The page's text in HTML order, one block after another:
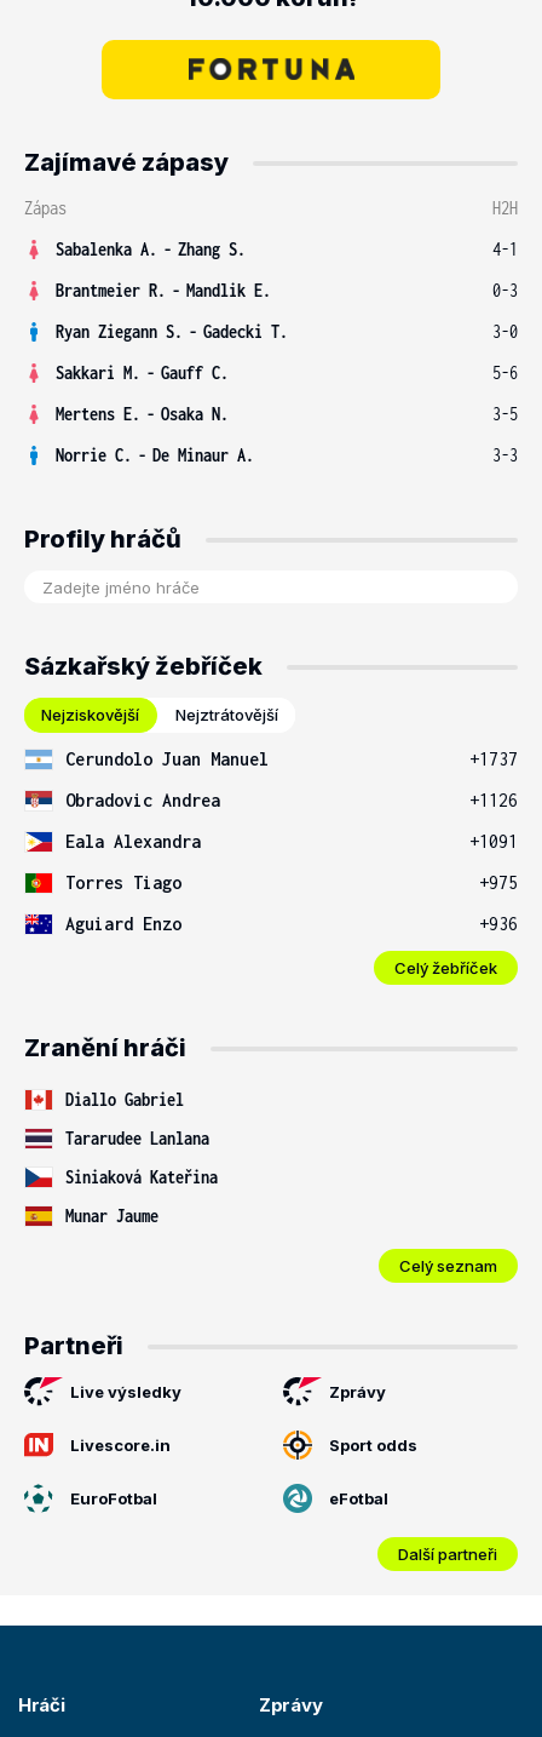
Zajímavé zápasy
Zápas
H2H
Sabalenka A. - Zhang S.
4-1
Brantmeier R. - Mandlik E.
0-3
Ryan Ziegann S. - Gadecki T.
3-0
Sakkari M. - Gauff C.
5-6
Mertens E. - Osaka N.
3-5
Norrie C. - De Minaur A. 3-3
Profily hráčů
Sázkařský žebříček
Nejziskovější Nejztrátovější
Cerundolo Juan Manuel
+1737
Obradovic Andrea
+1126
Eala Alexandra
+1091
Torres Tiago
+975
Aguiard Enzo
+936
Celý žebříček
Zranění hráči
Diallo Gabriel
Tararudee Lanlana
Siniaková Kateřina
Munar Jaume
Celý seznam
Partneři
Live výsledky Zprávy
Livescore.in Sport odds
EuroFotbal eFotbal
Další partneři
Hráči Zprávy